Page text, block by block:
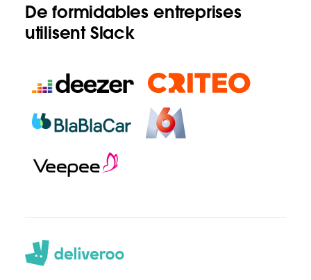
De formidables entreprises
utilisent Slack